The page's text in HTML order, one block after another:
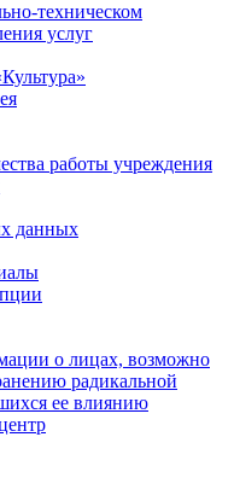
техническом
услуг
работы учреждения
данных
о лицах, возможно
радикальной
ее влиянию